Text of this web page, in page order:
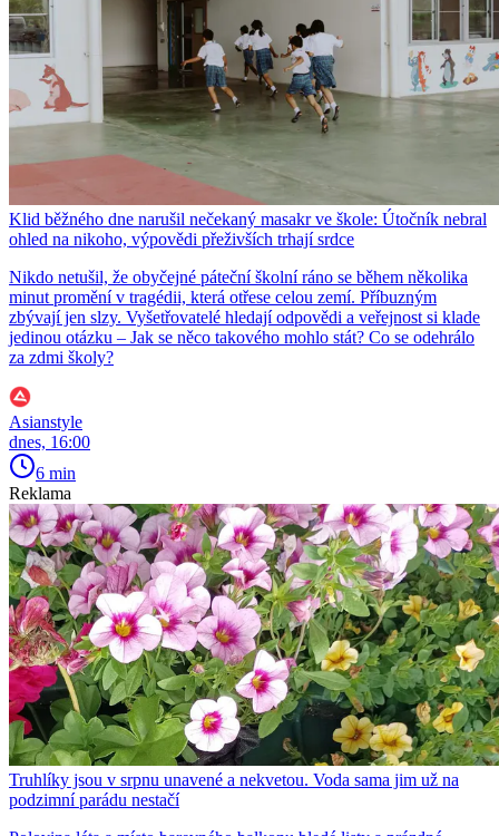
Klid běžného dne narušil nečekaný masakr ve škole: Útočník nebral
ohled na nikoho, výpovědi přeživších trhají srdce
Nikdo netušil, že obyčejné páteční školní ráno se během několika
minut promění v tragédii, která otřese celou zemí. Příbuzným
zbývají jen slzy. Vyšetřovatelé hledají odpovědi a veřejnost si klade
jedinou otázku – Jak se něco takového mohlo stát? Co se odehrálo
za zdmi školy?
Asianstyle
dnes, 16:00
6 min
Reklama
Truhlíky jsou v srpnu unavené a nekvetou. Voda sama jim už na
podzimní parádu nestačí